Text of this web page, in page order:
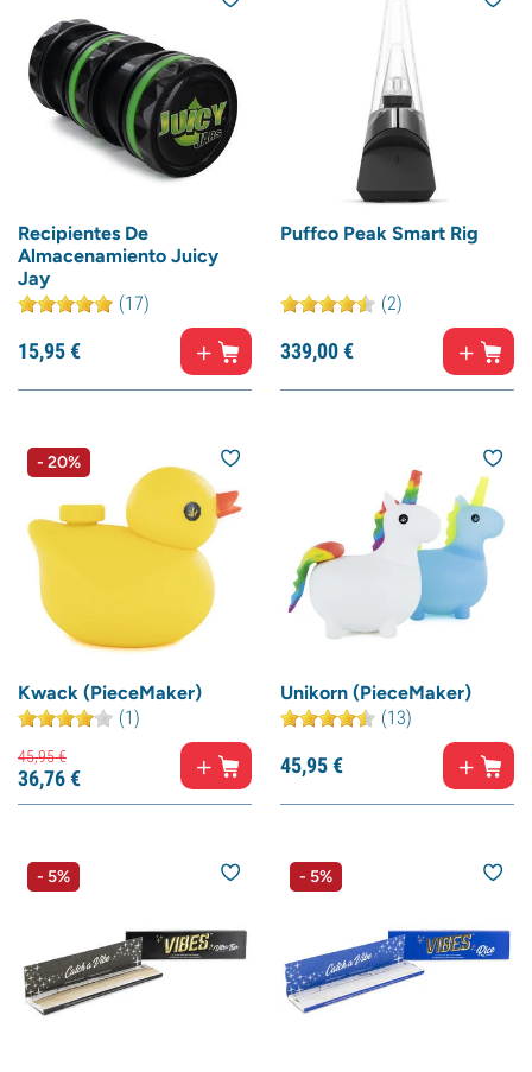
Recipientes De
Almacenamiento Juicy
Jay
(17)
15,95€
Puffco Peak Smart Rig
(2)
339,00€
- 20%
Kwack (PieceMaker)
(1)
45,95€
36,76€
Unikorn (PieceMaker)
(13)
45,95€
- 5% - 5%